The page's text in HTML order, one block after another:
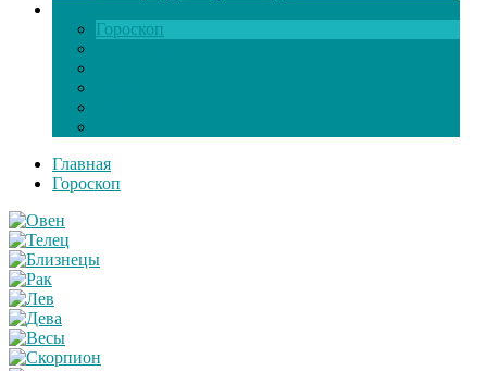
Гороскоп
Главная
Гороскоп